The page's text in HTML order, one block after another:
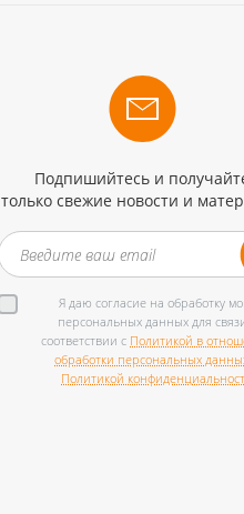
Подпишийтесь и
только свежие новости и
Я даю согласие на обработку
персональных данных для
соответствии с Политикой в
обработки персональных
Политикой